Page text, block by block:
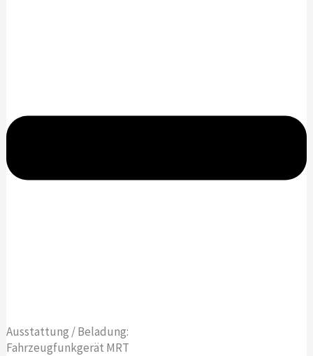
Ausstattung / Beladung:
Fahrzeugfunkgerät MRT